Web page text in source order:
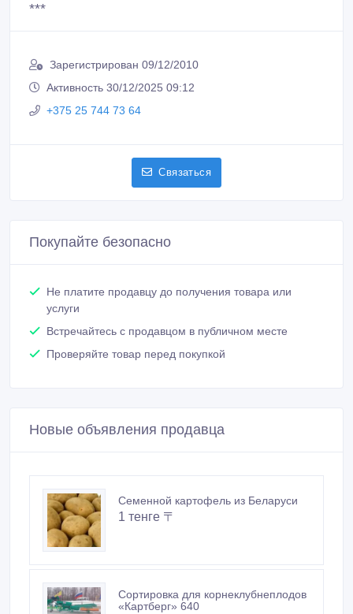
***
Зарегистрирован 09/12/2010
Активность 30/12/2025 09:12
+375 25 744 73 64
Связаться
Покупайте безопасно
Не платите продавцу до получения товара или
услуги
Встречайтесь с продавцом в публичном месте
Проверяйте товар перед покупкой
Новые объявления продавца
Семенной картофель из Беларуси
1 тенге 〒
Сортировка для корнеклубнеплодов
«Картберг» 640